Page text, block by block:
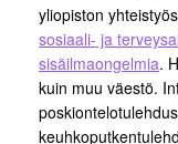
yliopiston
sosiaali- ja
sisäilmaongelmia.
kuin muu väestö.